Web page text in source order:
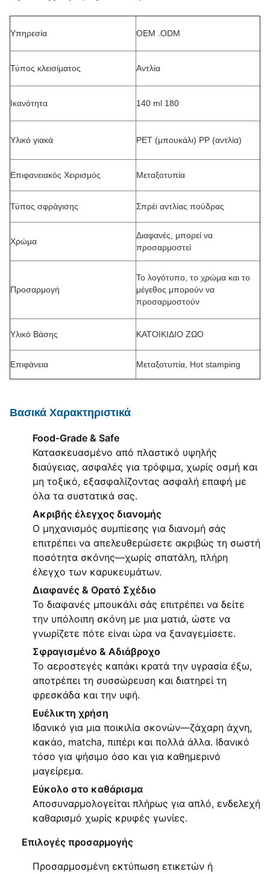
Υπηρεσία OEM .ODM
Τύπος κλεισίματος Αντλία
Ικανότητα 140 ml 180
Υλικό γιακά PET (μπουκάλι) PP (αντλία)
Επιφανειακός Χειρισμός Μεταξοτυπία
Τύπος σφράγισης Σπρέι αντλίας πούδρας
Χρώμα
Διαφανές, μπορεί να
προσαρμοστεί
Προσαρμογή
Το λογότυπο, το χρώμα και το
μέγεθος μπορούν να
προσαρμοστούν
Υλικό Βάσης ΚΑΤΟΙΚΙΔΙΟ ΖΩΟ
Επιφάνεια Μεταξοτυπία, Hot stamping
Βασικά Χαρακτηριστικά
Food-Grade & Safe
Κατασκευασμένο από πλαστικό υψηλής
διαύγειας, ασφαλές για τρόφιμα, χωρίς οσμή και
μη τοξικό, εξασφαλίζοντας ασφαλή επαφή με
όλα τα συστατικά σας.
Ακριβής έλεγχος διανομής
Ο μηχανισμός συμπίεσης για διανομή σάς
επιτρέπει να απελευθερώσετε ακριβώς τη σωστή
ποσότητα σκόνης—χωρίς σπατάλη, πλήρη
έλεγχο των καρυκευμάτων.
Διαφανές & Ορατό Σχέδιο
Το διαφανές μπουκάλι σάς επιτρέπει να δείτε
την υπόλοιπη σκόνη με μια ματιά, ώστε να
γνωρίζετε πότε είναι ώρα να ξαναγεμίσετε.
Σφραγισμένο & Αδιάβροχο
Το αεροστεγές καπάκι κρατά την υγρασία έξω,
αποτρέπει τη συσσώρευση και διατηρεί τη
φρεσκάδα και την υφή.
Ευέλικτη χρήση
Ιδανικό για μια ποικιλία σκονών—ζάχαρη άχνη,
κακάο, matcha, πιπέρι και πολλά άλλα. Ιδανικό
τόσο για ψήσιμο όσο και για καθημερινό
μαγείρεμα.
Εύκολο στο καθάρισμα
Αποσυναρμολογείται πλήρως για απλό, ενδελεχή
καθαρισμό χωρίς κρυφές γωνίες.
Επιλογές προσαρμογής
Προσαρμοσμένη εκτύπωση ετικετών ή